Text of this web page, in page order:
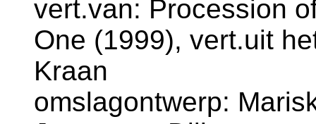
vert.van: Procession
One (1999), vert.uit
Kraan
omslagontwerp: